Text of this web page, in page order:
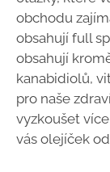
obchodu
obsahují full
obsahují
kanabidiolů,
pro naše
vyzkoušet
vás olejíček